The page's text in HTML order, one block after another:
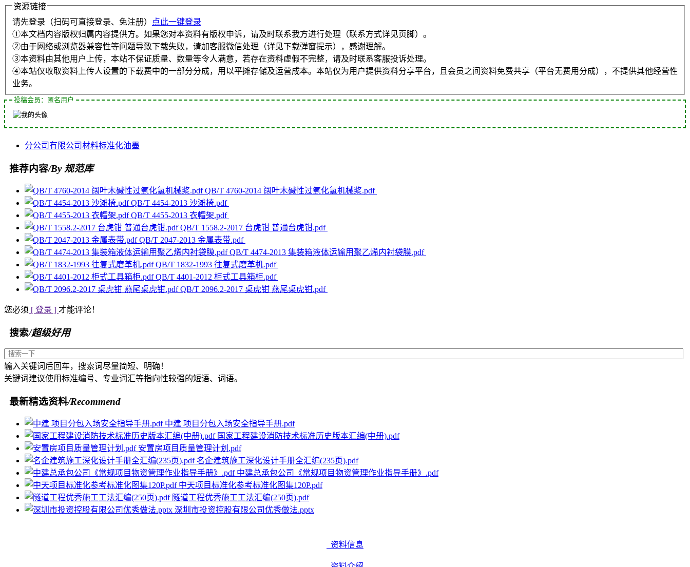
资源链接
请先登录（扫码可直接登录、免注册）
点此一键登录
①本文档内容版权归属内容提供方。如果您对本资料有版权申诉，请及时联系我方进行处理（联系方式详见页脚）。
②由于网络或浏览器兼容性等问题导致下载失败，请加客服微信处理（详见下载弹窗提示），感谢理解。
③本资料由其他用户上传，本站不保证质量、数量等令人满意，若存在资料虚假不完整，请及时联系客服投诉处理。
④本站仅收取资料上传人设置的下载费中的一部分分成，用以平摊存储及运营成本。本站仅为用户提供资料分享平台，且会员之间资料免费共享（平台无费用分成），不提供其他经营性
业务。
投稿会员：匿名用户
分公司有限公司材料标准化油墨
推荐内容/By 规范库
QB/T 4760-2014 阔叶木碱性过氧化氢机械浆.pdf
QB/T 4454-2013 沙滩椅.pdf
QB/T 4455-2013 衣帽架.pdf
QB/T 1558.2-2017 台虎钳 普通台虎钳.pdf
QB/T 2047-2013 金属表带.pdf
QB/T 4474-2013 集装箱液体运输用聚乙烯内衬袋膜.pdf
QB/T 1832-1993 往复式磨革机.pdf
QB/T 4401-2012 柜式工具箱柜.pdf
QB/T 2096.2-2017 桌虎钳 燕尾桌虎钳.pdf
您必须 [ 登录 ] 才能评论！
搜索/超级好用
输入关键词后回车，搜索词尽量简短、明确！
关键词建议使用标准编号、专业词汇等指向性较强的短语、词语。
最新精选资料/Recommend
中建 项目分包入场安全指导手册.pdf
国家工程建设消防技术标准历史版本汇编(中册).pdf
安置房项目质量管理计划.pdf
名企建筑施工深化设计手册全汇编(235页).pdf
中建总承包公司《常规项目物资管理作业指导手册》.pdf
中天项目标准化参考标准化图集120P.pdf
隧道工程优秀施工工法汇编(250页).pdf
深圳市投资控股有限公司优秀做法.pptx
资料信息